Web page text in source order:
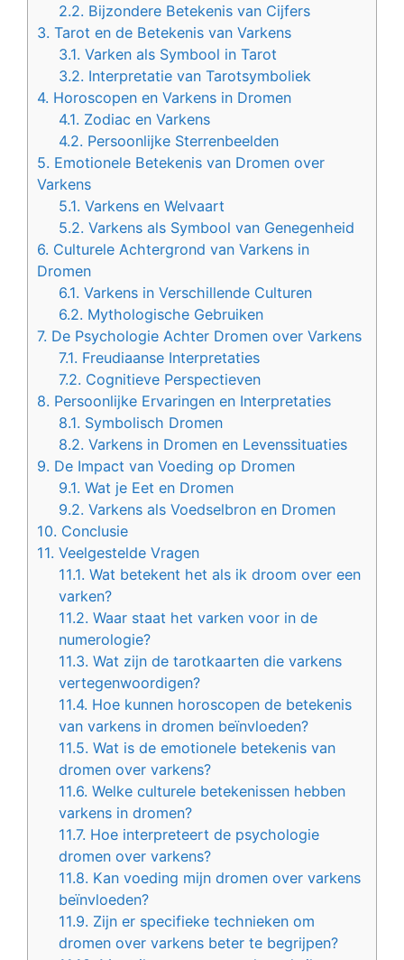
2.2. Bijzondere Betekenis van Cijfers
3. Tarot en de Betekenis van Varkens
3.1. Varken als Symbool in Tarot
3.2. Interpretatie van Tarotsymboliek
4. Horoscopen en Varkens in Dromen
4.1. Zodiac en Varkens
4.2. Persoonlijke Sterrenbeelden
5. Emotionele Betekenis van Dromen over
Varkens
5.1. Varkens en Welvaart
5.2. Varkens als Symbool van Genegenheid
6. Culturele Achtergrond van Varkens in
Dromen
6.1. Varkens in Verschillende Culturen
6.2. Mythologische Gebruiken
7. De Psychologie Achter Dromen over Varkens
7.1. Freudiaanse Interpretaties
7.2. Cognitieve Perspectieven
8. Persoonlijke Ervaringen en Interpretaties
8.1. Symbolisch Dromen
8.2. Varkens in Dromen en Levenssituaties
9. De Impact van Voeding op Dromen
9.1. Wat je Eet en Dromen
9.2. Varkens als Voedselbron en Dromen
10. Conclusie
11. Veelgestelde Vragen
11.1. Wat betekent het als ik droom over een
varken?
11.2. Waar staat het varken voor in de
numerologie?
11.3. Wat zijn de tarotkaarten die varkens
vertegenwoordigen?
11.4. Hoe kunnen horoscopen de betekenis
van varkens in dromen beïnvloeden?
11.5. Wat is de emotionele betekenis van
dromen over varkens?
11.6. Welke culturele betekenissen hebben
varkens in dromen?
11.7. Hoe interpreteert de psychologie
dromen over varkens?
11.8. Kan voeding mijn dromen over varkens
beïnvloeden?
11.9. Zijn er specifieke technieken om
dromen over varkens beter te begrijpen?